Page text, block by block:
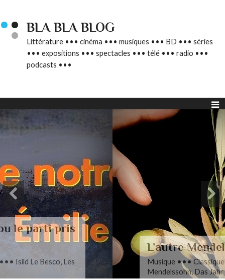
BLA BLA BLOG
Littérature ••• cinéma ••• musiques ••• BD ••• séries
••• expositions ••• spectacles ••• télé ••• radio •••
podcasts •••
L’autre Mendelssohn
Musique ••• Classique ••• Fanny
Mendelssohn, Das Jahr